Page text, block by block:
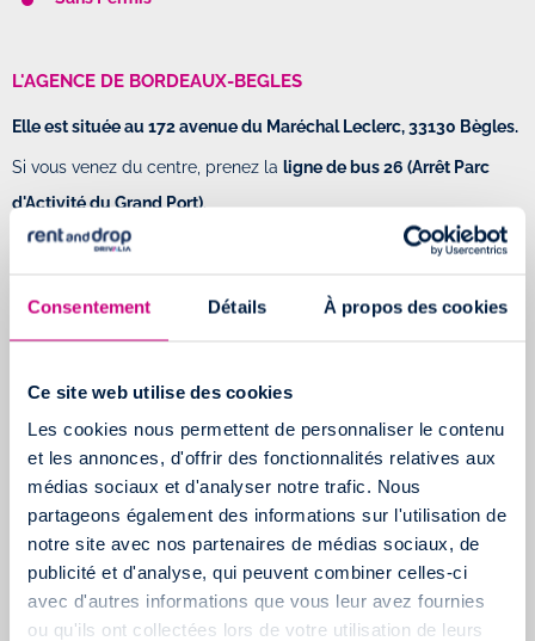
Consentement Détails À propos des cookies
Ce site web utilise des cookies
Les cookies nous permettent de personnaliser le contenu
et les annonces, d'offrir des fonctionnalités relatives aux
médias sociaux et d'analyser notre trafic. Nous
partageons également des informations sur l'utilisation de
notre site avec nos partenaires de médias sociaux, de
publicité et d'analyse, qui peuvent combiner celles-ci
avec d'autres informations que vous leur avez fournies
ou qu'ils ont collectées lors de votre utilisation de leurs
L'AGENCE DE BORDEAUX-BEGLES
Elle est située au 172 avenue du Maréchal Leclerc, 33130 Bègles.
Si vous venez du centre, prenez la ligne de bus 26 (Arrêt Parc
d'Activité du Grand Port)
Vous trouverez l’agence facilement qui se situe à
3km du pont
Les véhicules aussi dispos dans l’agence :
Minibus
La location d’utilitaire en aller simple de
Marseille à Bordeaux : le bonheur de nos clients !
92% des clients Rent and Drop qui s'estimentsatisfaits à la suite
de leur location d'utilitaire.